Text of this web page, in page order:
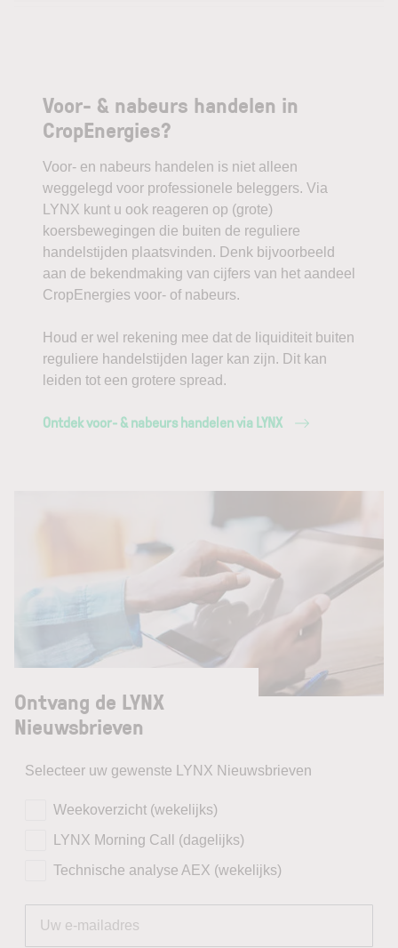
Voor- & nabeurs handelen in
CropEnergies?
Voor- en nabeurs handelen is niet alleen
weggelegd voor professionele beleggers. Via
LYNX kunt u ook reageren op (grote)
koersbewegingen die buiten de reguliere
handelstijden plaatsvinden. Denk bijvoorbeeld
aan de bekendmaking van cijfers van het aandeel
CropEnergies voor- of nabeurs.
Houd er wel rekening mee dat de liquiditeit buiten
reguliere handelstijden lager kan zijn. Dit kan
leiden tot een grotere spread.
Ontdek voor- & nabeurs handelen via LYNX
Ontvang de LYNX
Nieuwsbrieven
Selecteer uw gewenste LYNX Nieuwsbrieven
Weekoverzicht (wekelijks)
LYNX Morning Call (dagelijks)
Technische analyse AEX (wekelijks)